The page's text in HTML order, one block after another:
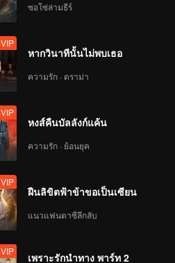
VIP
VIP
VIP
VIP
ซอโซ่ล่ามธีร์
VIP
หากวินาทีนั้นไม่พบเธอ
ความรัก · ดราม่า
VIP
หงส์คืนบัลลังก์แค้น
ความรัก · ย้อนยุค
VIP
ฝืนลิขิตฟ้าข้าขอเป็นเซียน
แนวแฟนตาซีลึกลับ
VIP
เพราะรักนำทาง พาร์ท 2